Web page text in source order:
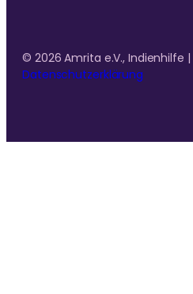
© 2026 Amrita e.V., Indienhilfe |
Datenschutzerklärung